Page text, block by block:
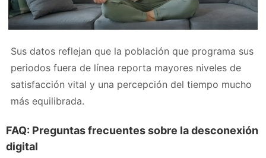
Sus datos reflejan que la población que programa sus
periodos fuera de línea reporta mayores niveles de
satisfacción vital y una percepción del tiempo mucho
más equilibrada.
FAQ: Preguntas frecuentes sobre la desconexión
digital